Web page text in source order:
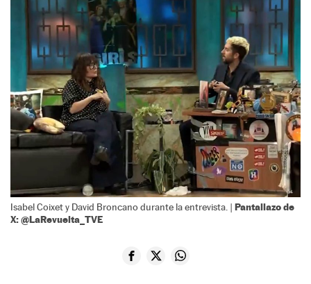
Isabel Coixet y David Broncano durante la entrevista. | Pantallazo de
X: @LaRevuelta_TVE